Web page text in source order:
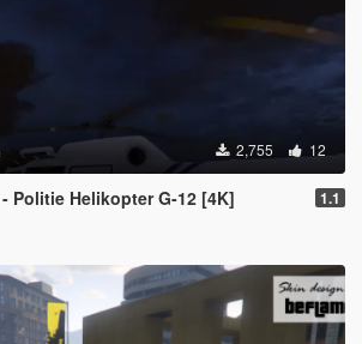
2,755 12
Politie Helikopter G-12 [4K] 1.1